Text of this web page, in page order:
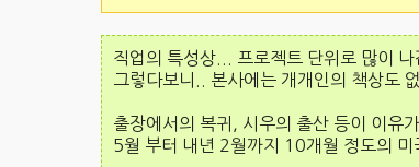
직업의 특성상... 프로젝트 단위로 많이
그렇다보니.. 본사에는 개개인의 책상도
출장에서의 복귀, 시우의 출산 등이 이유
5월 부터 내년 2월까지 10개월 정도의